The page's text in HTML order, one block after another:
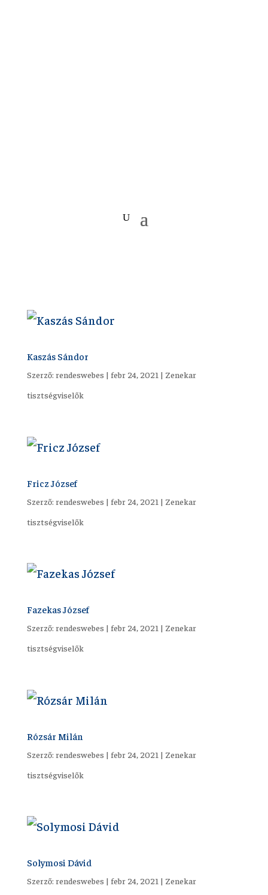
Kaszás Sándor
Szerző: rendeswebes | febr 24, 2021 | Zenekar
tisztségviselők
Fricz József
Szerző: rendeswebes | febr 24, 2021 | Zenekar
tisztségviselők
Fazekas József
Szerző: rendeswebes | febr 24, 2021 | Zenekar
tisztségviselők
Rózsár Milán
Szerző: rendeswebes | febr 24, 2021 | Zenekar
tisztségviselők
Solymosi Dávid
Szerző: rendeswebes | febr 24, 2021 | Zenekar